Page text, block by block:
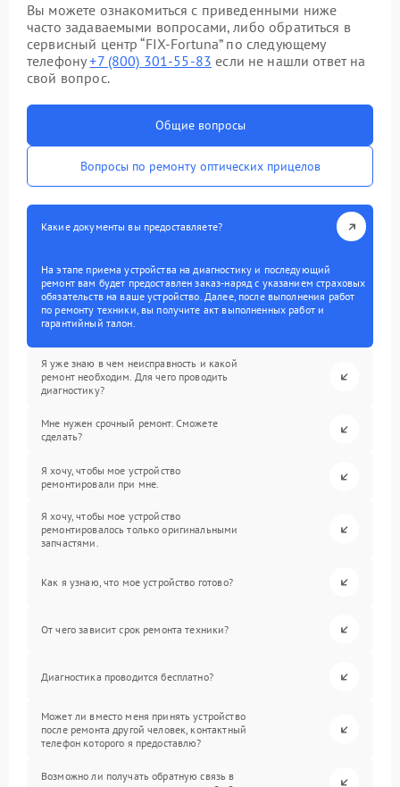
Вы можете ознакомиться с приведенными ниже
часто задаваемыми вопросами, либо обратиться в
сервисный центр “FIX-Fortuna” по следующему
телефону+7 (800) 301-55-83 если не нашли ответ на
свой вопрос.
Общие вопросы
Вопросы по ремонту оптических прицелов
Какие документы вы предоставляете?
На этапе приема устройства на диагностику и последующий
ремонт вам будет предоставлен заказ-наряд с указанием страховых
обязательств на ваше устройство. Далее, после выполнения работ
по ремонту техники, вы получите акт выполненных работ и
гарантийный талон.
Я уже знаю в чем неисправность и какой
ремонт необходим. Для чего проводить
диагностику?
Мне нужен срочный ремонт. Сможете
сделать?
Я хочу, чтобы мое устройство
ремонтировали при мне.
Я хочу, чтобы мое устройство
ремонтировалось только оригинальными
запчастями.
Как я узнаю, что мое устройство готово?
От чего зависит срок ремонта техники?
Диагностика проводится бесплатно?
Может ли вместо меня принять устройство
после ремонта другой человек, контактный
телефон которого я предоставлю?
Возможно ли получать обратную связь в